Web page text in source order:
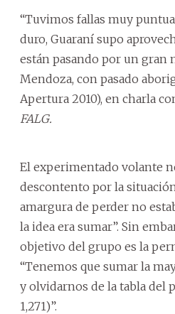
“Tuvimos fallas muy
duro, Guaraní supo
están pasando por un gran
Mendoza, con pasado
Apertura 2010), en charla
FALG.
El experimentado volante
descontento por la
amargura de perder no
la idea era sumar”. Sin
objetivo del grupo es la
“Tenemos que sumar la
y olvidarnos de la tabla del
1,271)”.